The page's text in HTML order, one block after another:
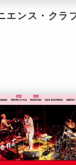
エンス・クラ